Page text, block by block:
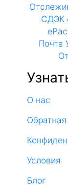
СДЭК
Почта
О нас
Обратная
Условия
Блог